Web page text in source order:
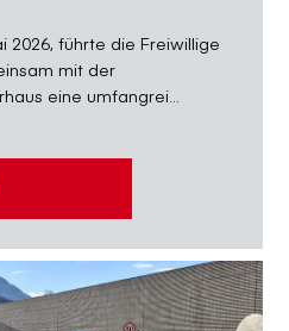
2026, führte die Freiwillige
mit der
eine umfangrei...